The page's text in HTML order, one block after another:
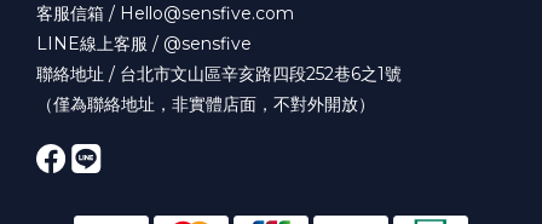
客服信箱 / Hello@sensfive.com
LINE線上客服 / @sensfive
聯絡地址 / 台北市文山區辛亥路四段252巷6之1號
（僅為聯絡地址，非實體店面，不對外開放）